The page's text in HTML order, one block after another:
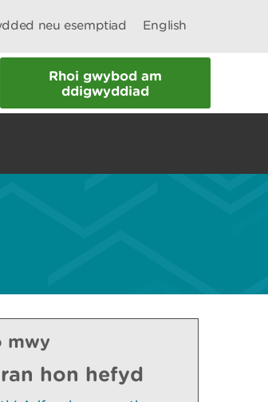
neu esemptiad English
Rhoi gwybod am
ddigwyddiad
mwy
hon hefyd